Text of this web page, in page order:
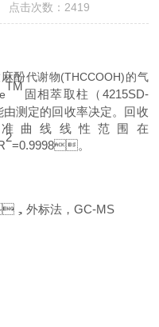
击次数：2419
酚代谢物(THCCOOH)的气
TM
固相萃取柱（ 4215SD-
由测定的回收率决定。回收
标准曲线线性范围在
2
=0.9998。
外标法，GC-MS